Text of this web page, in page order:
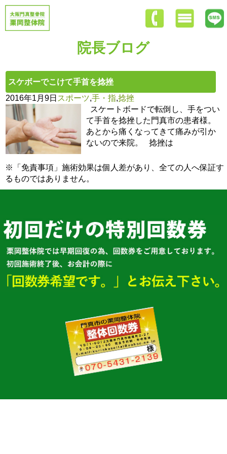
院長ブログ
スケボーでこけて手首を捻挫
2016年1月9日 スポーツ,手・指,捻挫
スケートボードで転倒し、手をつい
て手首を捻挫した門真市の患者様。
あとから痛くなってきて痛みが引か
ないので来院。 捻挫は
※「免責事項」施術効果は個人差があり、全ての人へ保証す
るものではありません。